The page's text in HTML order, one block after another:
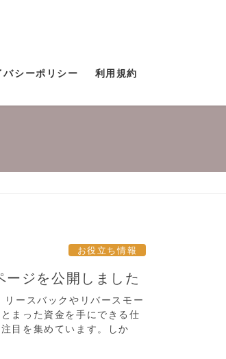
バシーポリシー 利用規約
お役立ち情報
ージを公開しました
リースバックやリバースモー
まった資金を手にできる仕
目を集めています。しか